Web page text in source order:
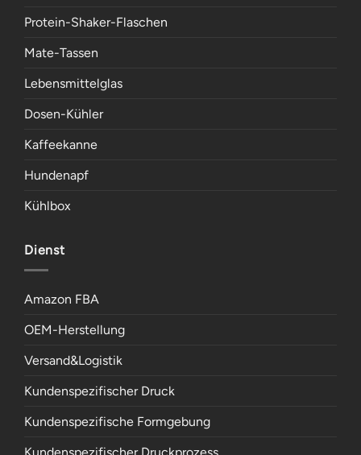
Protein-Shaker-Flaschen
Mate-Tassen
Lebensmittelglas
Dosen-Kühler
Kaffeekanne
Hundenapf
Kühlbox
Dienst
Amazon FBA
OEM-Herstellung
Versand&Logistik
Kundenspezifischer Druck
Kundenspezifische Formgebung